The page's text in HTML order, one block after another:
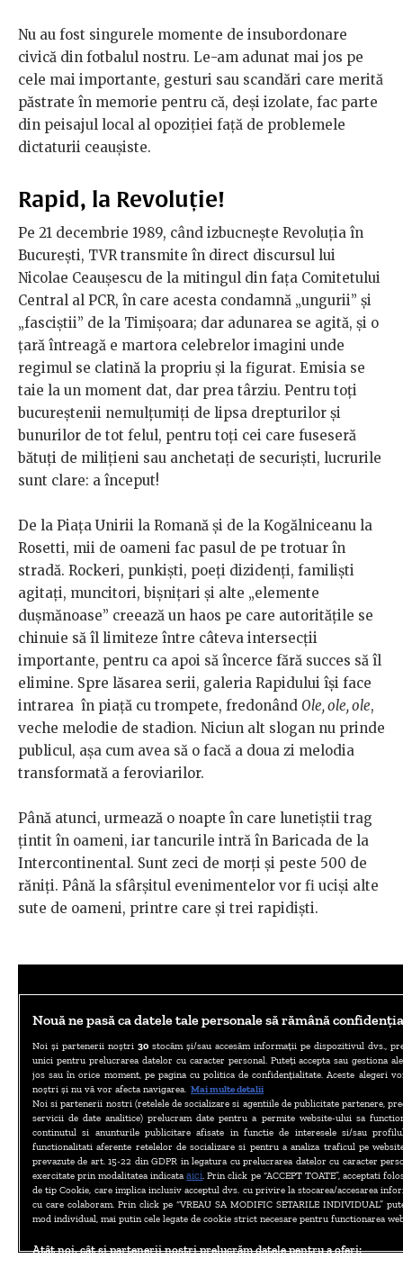
Nu au fost singurele momente de insubordonare
civică din fotbalul nostru. Le-am adunat mai jos pe
cele mai importante, gesturi sau scandări care merită
păstrate în memorie pentru că, deși izolate, fac parte
din peisajul local al opoziției față de problemele
dictaturii ceaușiste.
Rapid, la Revoluție!
Pe 21 decembrie 1989, când izbucnește Revoluția în
București, TVR transmite în direct discursul lui
Nicolae Ceaușescu de la mitingul din fața Comitetului
Central al PCR, în care acesta condamnă „ungurii” și
„fasciștii” de la Timișoara; dar adunarea se agită, și o
țară întreagă e martora celebrelor imagini unde
regimul se clatină la propriu și la figurat. Emisia se
taie la un moment dat, dar prea târziu. Pentru toți
bucureștenii nemulțumiți de lipsa drepturilor și
bunurilor de tot felul, pentru toți cei care fuseseră
bătuți de milițieni sau anchetați de securiști, lucrurile
sunt clare: a început!
De la Piața Unirii la Romană și de la Kogălniceanu la
Rosetti, mii de oameni fac pasul de pe trotuar în
stradă. Rockeri, punkiști, poeți dizidenți, familiști
agitați, muncitori, bișnițari și alte „elemente
dușmănoase” creează un haos pe care autoritățile se
chinuie să îl limiteze între câteva intersecții
importante, pentru ca apoi să încerce fără succes să îl
elimine. Spre lăsarea serii, galeria Rapidului își face
intrarea în piață cu trompete, fredonând Ole, ole, ole,
veche melodie de stadion. Niciun alt slogan nu prinde
publicul, așa cum avea să o facă a doua zi melodia
transformată a feroviarilor.
Până atunci, urmează o noapte în care lunetiștii trag
țintit în oameni, iar tancurile intră în Baricada de la
Intercontinental. Sunt zeci de morți și peste 500 de
răniți. Până la sfârșitul evenimentelor vor fi uciși alte
sute de oameni, printre care și trei rapidiști.